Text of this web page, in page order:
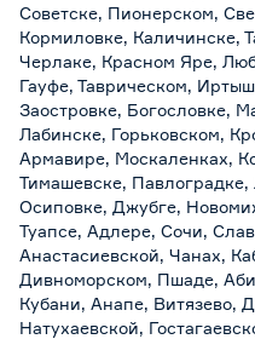
Советске, Пионерском,
Кормиловке, Каличинске,
Черлаке, Красном Яре,
Гауфе, Таврическом,
Заостровке, Богословке,
Лабинске, Горьковском,
Армавире, Москаленках,
Тимашевске,
Осиповке, Джубге,
Туапсе, Адлере, Сочи,
Анастасиевской, Чанах,
Дивноморском, Пшаде,
Кубани, Анапе, Витязево,
Натухаевской,